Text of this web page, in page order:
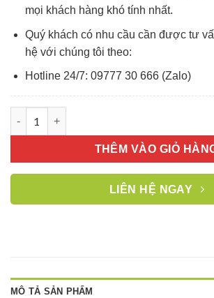
mọi khách hàng khó tính nhất.
Quý khách có nhu cầu cần được tư
hệ với chúng tôi theo:
Hotline 24/7: 09777 30 666 (Zalo)
THÊM VÀO GIỎ
LIÊN HỆ NGAY
MÔ TẢ SẢN PHẨM